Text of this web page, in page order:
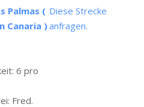
Palmas (
Canaria )
Diese Strecke
anfragen.
6 pro
Fred.